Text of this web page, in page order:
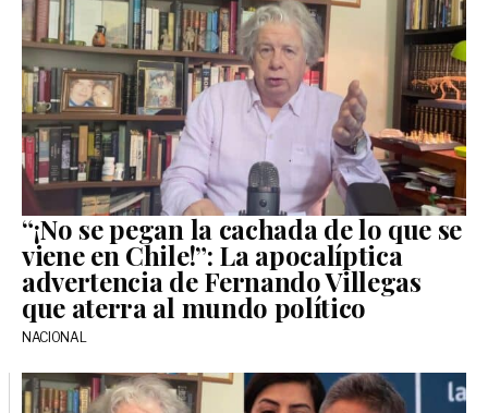
“¡No se pegan la cachada de lo que se
viene en Chile!”: La apocalíptica
advertencia de Fernando Villegas
que aterra al mundo político
NACIONAL